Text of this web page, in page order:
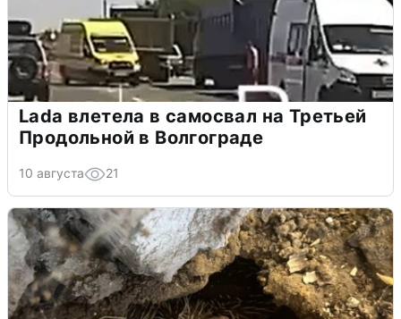
Lada влетела в самосвал на Третьей
Продольной в Волгограде
10 августа 21